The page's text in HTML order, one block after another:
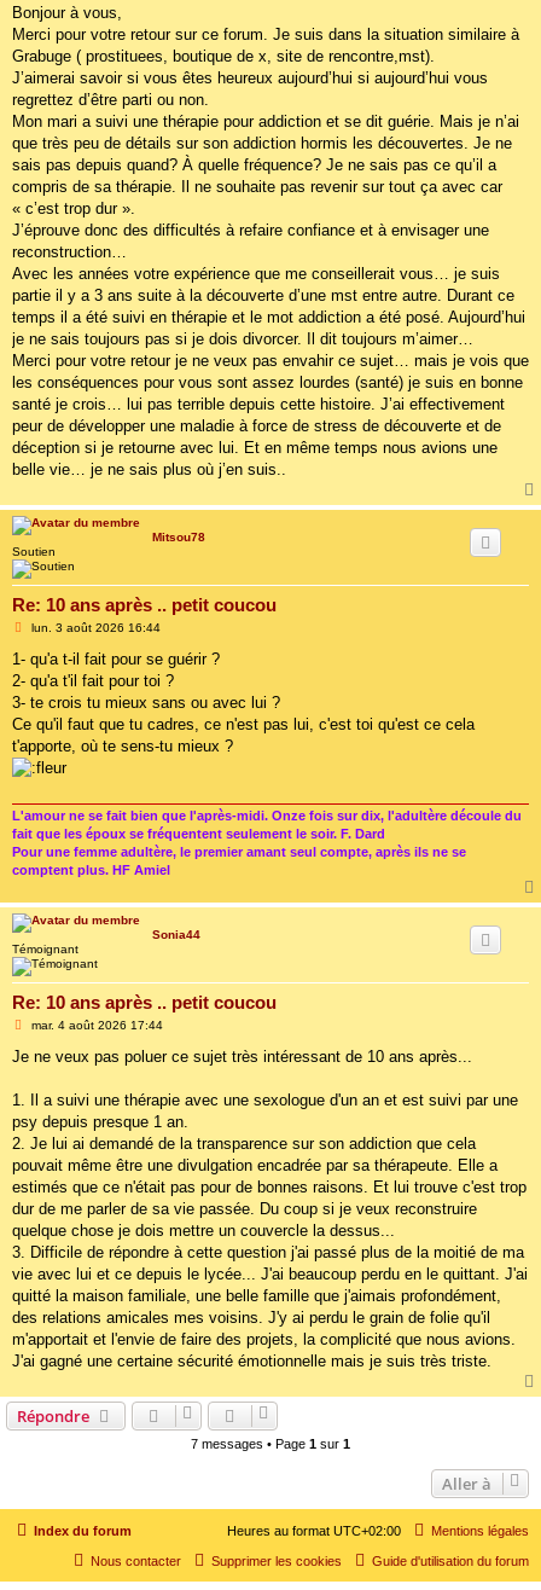
s
a
g
Bonjour à vous,
Merci pour votre retour sur ce forum. Je suis dans la situation similaire à
Grabuge ( prostituees, boutique de x, site de rencontre,mst).
J’aimerai savoir si vous êtes heureux aujourd’hui si aujourd’hui vous
regrettez d’être parti ou non.
Mon mari a suivi une thérapie pour addiction et se dit guérie. Mais je n’ai
que très peu de détails sur son addiction hormis les découvertes. Je ne
sais pas depuis quand? À quelle fréquence? Je ne sais pas ce qu’il a
compris de sa thérapie. Il ne souhaite pas revenir sur tout ça avec car
« c’est trop dur ».
J’éprouve donc des difficultés à refaire confiance et à envisager une
reconstruction…
Avec les années votre expérience que me conseillerait vous… je suis
partie il y a 3 ans suite à la découverte d’une mst entre autre. Durant ce
temps il a été suivi en thérapie et le mot addiction a été posé. Aujourd’hui
je ne sais toujours pas si je dois divorcer. Il dit toujours m’aimer…
Merci pour votre retour je ne veux pas envahir ce sujet… mais je vois que
les conséquences pour vous sont assez lourdes (santé) je suis en bonne
santé je crois… lui pas terrible depuis cette histoire. J’ai effectivement
peur de développer une maladie à force de stress de découverte et de
déception si je retourne avec lui. Et en même temps nous avions une
belle vie… je ne sais plus où j’en suis..
Mitsou78
Soutien
Re: 10 ans après .. petit coucou
M
s
a
g
lun. 3 août 2026 16:44
1- qu'a t-il fait pour se guérir ?
2- qu'a t'il fait pour toi ?
3- te crois tu mieux sans ou avec lui ?
Ce qu'il faut que tu cadres, ce n'est pas lui, c'est toi qu'est ce cela
t'apporte, où te sens-tu mieux ?
L'amour ne se fait bien que l'après-midi. Onze fois sur dix, l'adultère découle du
fait que les époux se fréquentent seulement le soir. F. Dard
Pour une femme adultère, le premier amant seul compte, après ils ne se
comptent plus. HF Amiel
Sonia44
Témoignant
Re: 10 ans après .. petit coucou
M
s
g
mar. 4 août 2026 17:44
Je ne veux pas poluer ce sujet très intéressant de 10 ans après...
1. Il a suivi une thérapie avec une sexologue d'un an et est suivi par une
psy depuis presque 1 an.
2. Je lui ai demandé de la transparence sur son addiction que cela
pouvait même être une divulgation encadrée par sa thérapeute. Elle a
estimés que ce n'était pas pour de bonnes raisons. Et lui trouve c'est trop
dur de me parler de sa vie passée. Du coup si je veux reconstruire
quelque chose je dois mettre un couvercle la dessus...
3. Difficile de répondre à cette question j'ai passé plus de la moitié de ma
vie avec lui et ce depuis le lycée... J'ai beaucoup perdu en le quittant. J'ai
quitté la maison familiale, une belle famille que j'aimais profondément,
des relations amicales mes voisins. J'y ai perdu le grain de folie qu'il
m'apportait et l'envie de faire des projets, la complicité que nous avions.
J'ai gagné une certaine sécurité émotionnelle mais je suis très triste.
Répondre
7 messages • Page 1 sur 1
Aller à
Index du forum Mentions légales
Heures au format UTC+02:00
Guide d'utilisation du forum
Supprimer les cookies
Nous contacter